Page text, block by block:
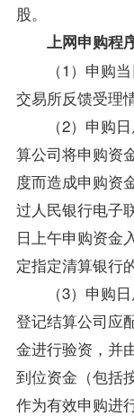
股。
上网申购程序
（1）申购当
交易所反馈受理
（2）申购日
算公司将申购资
度而造成申购资
过人民银行电子
日上午申购资金
定指定清算银行
（3）申购日
登记结算公司应
金进行验资，并
到位资金（包括
作为有效申购进